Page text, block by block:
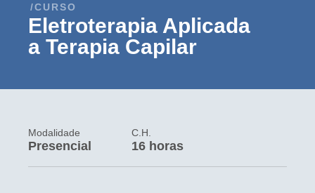
/CURSO
Eletroterapia Aplicada
a Terapia Capilar
Modalidade
Presencial
C.H.
16 horas